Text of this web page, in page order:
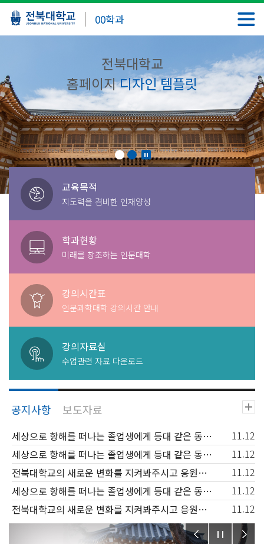
00학과
전북대학교
홈페이지디자인 템플릿
교육목적
지도력을 겸비한 인재양성
학과현황
미래를 창조하는 인문대학
강의시간표
인문과학대학 강의시간 안내
강의자료실
수업관련 자료 다운로드
세상으로 항해를 떠나는 졸업생에게 등대 같은 동반자가 되고, 신입생과 재학생에겐 꿈을 키워가는 행복한 배움터
11.12
세상으로 항해를 떠나는 졸업생에게 등대 같은 동반자가 되고, 신입생과 재학생에겐 꿈을 키워가는 행복한 배움터
11.12
전북대학교의 새로운 변화를 지켜봐주시고 응원해주시기 바랍니다.
11.12
세상으로 항해를 떠나는 졸업생에게 등대 같은 동반자가 되고, 신입생과 재학생에겐 꿈을 키워가는 행복한 배움터
11.12
전북대학교의 새로운 변화를 지켜봐주시고 응원해주시기 바랍니다.
11.12